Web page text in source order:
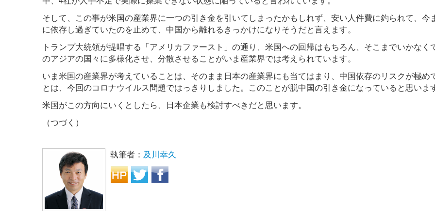
そして、この事が米国の産業界に一つの引き金を引いてしまったかもしれず、安い人件費に釣られて、今
に依存し過ぎていたのを止めて、中国から離れるきっかけになりそうだと言えます。
トランプ大統領が提唱する「アメリカファースト」の通り、米国への回帰はもちろん、そこまでいかなく
のアジアの国々に多様化させ、分散させることがいま産業界では考えられています。
いま米国の産業界が考えていることは、そのまま日本の産業界にも当てはまり、中国依存のリスクが極め
とは、今回のコロナウイルス問題ではっきりしました。このことが脱中国の引き金になっていると思いま
米国がこの方向にいくとしたら、日本企業も検討すべきだと思います。
（つづく）
執筆者： 及川幸久